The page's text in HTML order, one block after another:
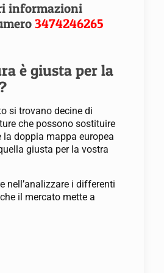
informazioni
3474246265
è giusta per la
si trovano decine di
che possono sostituire
la doppia mappa europea
giusta per la vostra
nell’analizzare i differenti
il mercato mette a